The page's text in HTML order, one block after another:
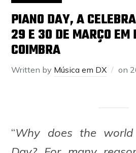
PIANO DAY, A
29 E 30 DE MARÇO EM
COIMBRA
Written by Música em DX on
“Why does the